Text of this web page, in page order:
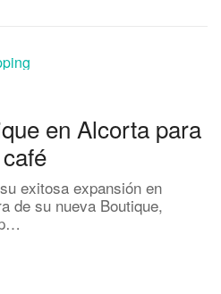
en Alcorta para
exitosa expansión en
de su nueva Boutique,